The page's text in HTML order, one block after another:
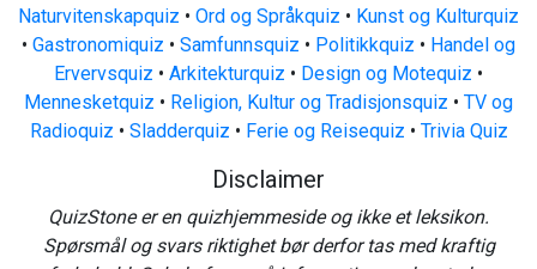
Naturvitenskapquiz • Ord og Språkquiz • Kunst og Kulturquiz
• Gastronomiquiz • Samfunnsquiz • Politikkquiz • Handel og
Ervervsquiz • Arkitekturquiz • Design og Motequiz •
Mennesketquiz • Religion, Kultur og Tradisjonsquiz • TV og
Radioquiz • Sladderquiz • Ferie og Reisequiz • Trivia Quiz
Disclaimer
QuizStone er en quizhjemmeside og ikke et leksikon.
Spørsmål og svars riktighet bør derfor tas med kraftig